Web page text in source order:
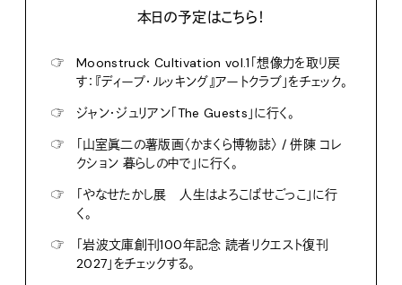
本日の予定はこちら！
☞
Moonstruck Cultivation vol.1「想像力を取り戻
す：『ディープ・ルッキング』アートクラブ」をチェック。
☞
ジャン・ジュリアン「The Guests」に行く。
☞
「山室眞二の薯版画〈かまくら博物誌〉 / 併陳 コレ
クション 暮らしの中で」に行く。
☞
「やなせたかし展 人生はよろこばせごっこ」に行
く。
☞
「岩波文庫創刊100年記念 読者リクエスト復刊
2027」をチェックする。